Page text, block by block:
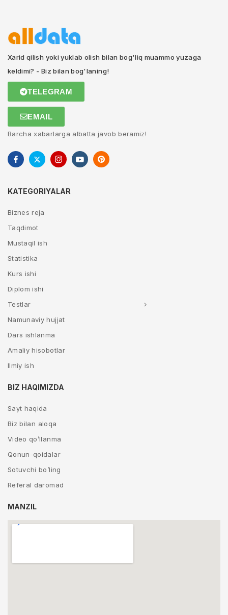
Xarid qilish yoki yuklab olish bilan bog'liq muammo yuzaga
keldimi? - Biz bilan bog'laning!
TELEGRAM
EMAIL
Barcha xabarlarga albatta javob beramiz!
KATEGORIYALAR
Biznes reja
Taqdimot
Mustaqil ish
Statistika
Kurs ishi
Diplom ishi
Testlar
Namunaviy hujjat
Dars ishlanma
Amaliy hisobotlar
Ilmiy ish
BIZ HAQIMIZDA
Sayt haqida
Biz bilan aloqa
Video qo’llanma
Qonun-qoidalar
Sotuvchi bo’ling
Referal daromad
MANZIL